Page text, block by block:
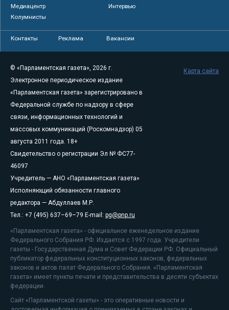
Медиацентр
Интервью
Колумнисты
Контакты Реклама Вакансии
© «Парламентская газета», 2026 г.
Электронное периодическое издание
«Парламентская газета» зарегистрировано в
Федеральной службе по надзору в сфере
связи, информационных технологий и
массовых коммуникаций (Роскомнадзор) 05
августа 2011 года. 18+
Свидетельство о регистрации Эл № ФС77-
46097
Учредитель — АНО «Парламентская газета»
Исполняющий обязанности главного
редактора — Абдуллаев М.Р.
Тел.: +7 (495) 637–69–79 E-mail: pg@pnp.ru
«Парламентская газета» - официальное еженедельное издание
Федерального Собрания РФ. Издается с 1997 года. Учредители
газеты - Государственная Дума и Совет Федерации РФ. Официальный
публикатор федеральных конституционных законов, федеральных
законов и актов палат Федерального Собрания. «Парламентская
газета» имеет пункты печати и представительства в десяти субъектах
федерации.
Сайт «Парламентской газеты» - это оперативные новости и
Карта сайта